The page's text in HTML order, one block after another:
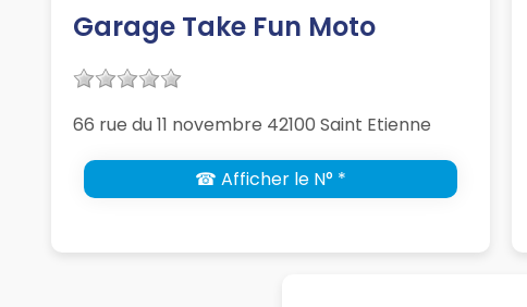
Garage Take Fun Moto
66 rue du 11 novembre 42100 Saint Etienne
☎ Afficher le N° *